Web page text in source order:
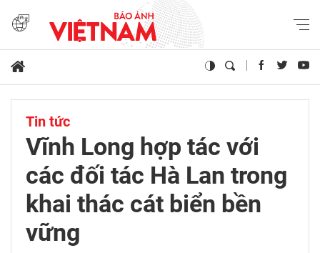
Tin tức
Vĩnh Long hợp tác với
các đối tác Hà Lan trong
khai thác cát biển bền
vững